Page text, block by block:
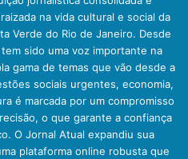
na vida cultural e social da
Verde do Rio de Janeiro. Desde
sido uma voz importante na
gama de temas que vão desde a
sociais urgentes, economia,
é marcada por um compromisso
o que garante a confiança
O Jornal Atual expandiu sua
plataforma online robusta que